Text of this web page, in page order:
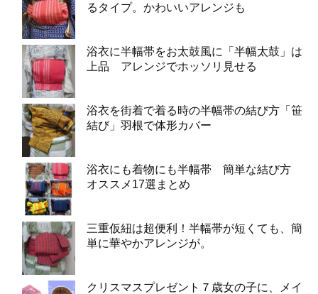
るタイプ。かわいいアレンジも
浴衣に半幅帯をお太鼓風に「半幅太鼓」は
上品 アレンジでホッソリ見せる
浴衣を街着で着る時の半幅帯の結び方「笹
結び」羽根で体形カバー
浴衣にも着物にも半幅帯 簡単な結び方
オススメ17選まとめ
三重仮紐は超便利！半幅帯が短くても、簡
単に華やかアレンジが。
クリスマスプレゼント７歳女の子に、メイ